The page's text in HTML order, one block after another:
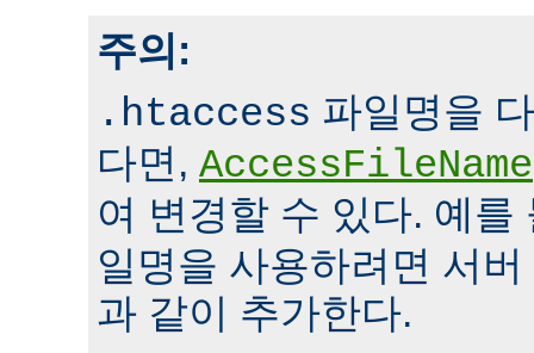
주의:
.htaccess 파일명을
다면, AccessFileName
여 변경할 수 있다. 예
일명을 사용하려면 서
과 같이 추가한다.